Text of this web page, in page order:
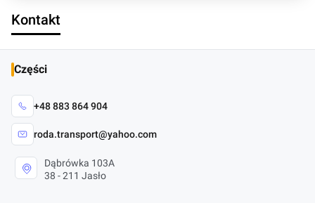
Kontakt
Części
+48 883 864 904
roda.transport@yahoo.com
Dąbrówka 103A
38 - 211 Jasło